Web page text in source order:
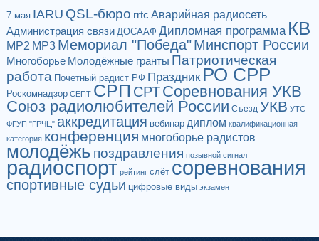
7 мая IARU QSL-бюро rrtc Аварийная радиосеть
Администрация связи ДОСААФ Дипломная программа КВ
МР2 МР3 Мемориал "Победа"Минспорт России
Многоборье Молодёжные гранты Патриотическая
работа Почетный радист РФ Праздник РО СРР
Роскомнадзор СЕПТ СРП СРТСоревнования УКВ
Союз радиолюбителей России Съезд УКВ УТС
ФГУП "ГРЧЦ" аккредитация вебинар диплом квалификационная
категория конференция многоборье радистов
молодёжьпоздравления позывной сигнал
радиоспорт рейтинг слёт соревнования
спортивные судьи цифровые виды экзамен